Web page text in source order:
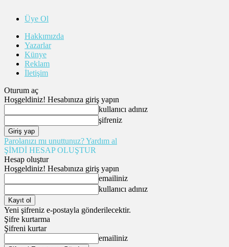
Üye Ol
Hakkımızda
Yazarlar
Künye
Reklam
İletişim
Oturum aç
Hoşgeldiniz! Hesabınıza giriş yapın
kullanıcı adınız
şifreniz
Parolanızı mı unuttunuz? Yardım al
ŞİMDİ HESAP OLUŞTUR
Hesap oluştur
Hoşgeldiniz! Hesabınıza giriş yapın
emailiniz
kullanıcı adınız
Yeni şifreniz e-postayla gönderilecektir.
Şifre kurtarma
Şifreni kurtar
emailiniz